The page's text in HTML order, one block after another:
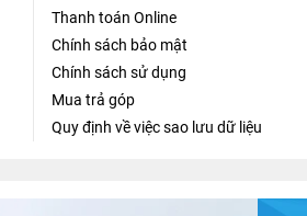
Thanh toán Online
Chính sách bảo mật
Chính sách sử dụng
Mua trả góp
Quy định về việc sao lưu dữ liệu